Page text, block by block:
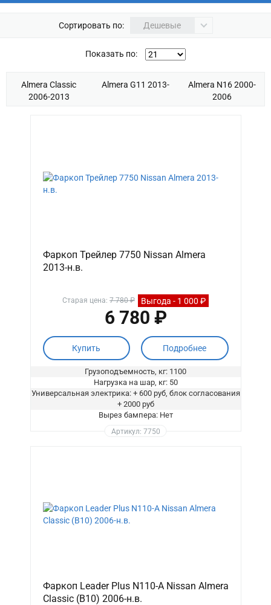
Сортировать по: Дешевые
Показать по:
Almera Classic
2006-2013
Almera G11 2013-
Almera N16 2000-
2006
Фаркоп Трейлер 7750 Nissan Almera
2013-н.в.
Старая цена: 7 780 ₽ Выгода - 1 000 ₽
6 780 ₽
Купить Подробнее
Грузоподъемность, кг: 1100
Нагрузка на шар, кг: 50
Универсальная электрика: + 600 руб, блок согласования
+ 2000 руб
Вырез бампера: Нет
Артикул: 7750
Фаркоп Leader Plus N110-A Nissan Almera
Сlassic (B10) 2006-н.в.